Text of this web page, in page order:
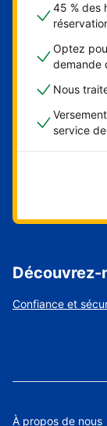
45 % des
Optez
demande
Nous
service
Découvrez-
Confiance et
À propos de nous